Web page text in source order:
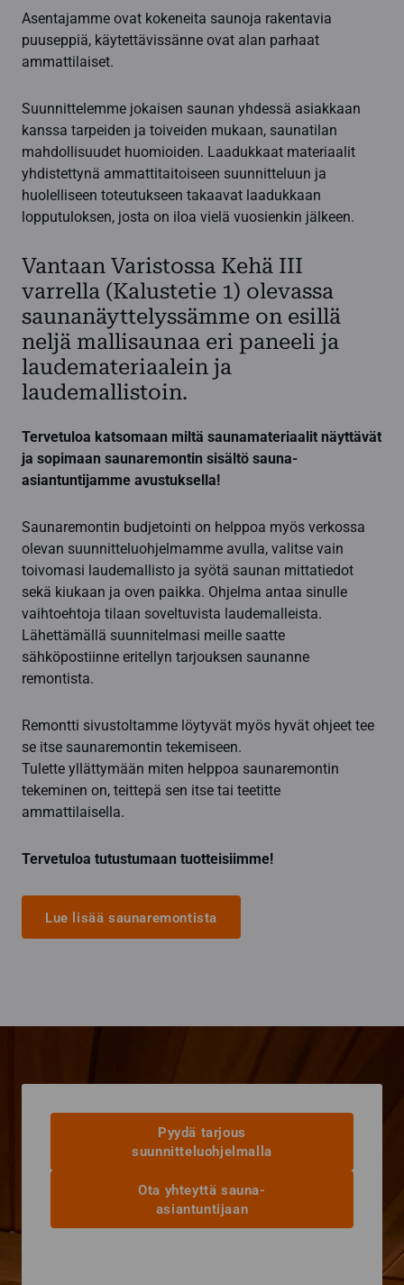
Asentajamme ovat kokeneita saunoja rakentavia
puuseppiä, käytettävissänne ovat alan parhaat
ammattilaiset.
Suunnittelemme jokaisen saunan yhdessä asiakkaan
kanssa tarpeiden ja toiveiden mukaan, saunatilan
mahdollisuudet huomioiden. Laadukkaat materiaalit
yhdistettynä ammattitaitoiseen suunnitteluun ja
huolelliseen toteutukseen takaavat laadukkaan
lopputuloksen, josta on iloa vielä vuosienkin jälkeen.
Vantaan Varistossa Kehä III
varrella (Kalustetie 1) olevassa
saunanäyttelyssämme on esillä
neljä mallisaunaa eri paneeli ja
laudemateriaalein ja
laudemallistoin.
Tervetuloa katsomaan miltä saunamateriaalit näyttävät
ja sopimaan saunaremontin sisältö sauna-
asiantuntijamme avustuksella!
Saunaremontin budjetointi on helppoa myös verkossa
olevan suunnitteluohjelmamme avulla, valitse vain
toivomasi laudemallisto ja syötä saunan mittatiedot
sekä kiukaan ja oven paikka. Ohjelma antaa sinulle
vaihtoehtoja tilaan soveltuvista laudemalleista.
Lähettämällä suunnitelmasi meille saatte
sähköpostiinne eritellyn tarjouksen saunanne
remontista.
Remontti sivustoltamme löytyvät myös hyvät ohjeet tee
se itse saunaremontin tekemiseen.
Tulette yllättymään miten helppoa saunaremontin
tekeminen on, teittepä sen itse tai teetitte
ammattilaisella.
Tervetuloa tutustumaan tuotteisiimme!
Lue lisää saunaremontista
Pyydä tarjous
suunnitteluohjelmalla
Ota yhteyttä sauna-
asiantuntijaan